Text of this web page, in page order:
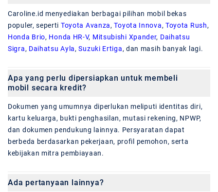
Caroline.id menyediakan berbagai pilihan mobil bekas
populer, seperti Toyota Avanza,Toyota Innova, Toyota Rush,
Honda Brio, Honda HR-V, Mitsubishi Xpander, Daihatsu
Sigra, Daihatsu Ayla,Suzuki Ertiga, dan masih banyak lagi.
Apa yang perlu dipersiapkan untuk membeli
mobil secara kredit?
Dokumen yang umumnya diperlukan meliputi identitas diri,
kartu keluarga, bukti penghasilan, mutasi rekening, NPWP,
dan dokumen pendukung lainnya. Persyaratan dapat
berbeda berdasarkan pekerjaan, profil pemohon, serta
kebijakan mitra pembiayaan.
Ada pertanyaan lainnya?